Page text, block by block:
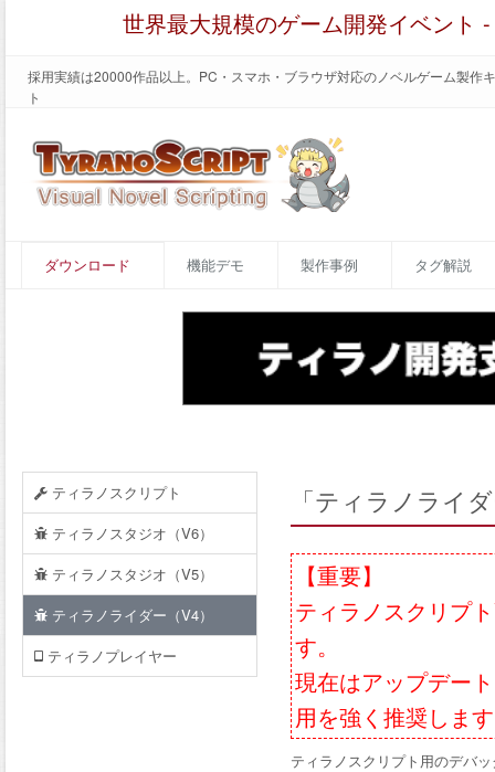
世界最大規模のゲーム開発イベン
採用実績は20000作品以上。PC・スマホ・ブラウザ対応のノベルゲーム製作
ト
ダウンロード 機能デモ 製作事例 タグ解説
ティラノスクリプト
ティラノスタジオ（V6）
ティラノスタジオ（V5）
ティラノライダー（V4）
ティラノプレイヤー
「ティラノライ
【重要】
ティラノスクリプ
す。
現在はアップデー
用を強く推奨しま
ティラノスクリプト用のデバ